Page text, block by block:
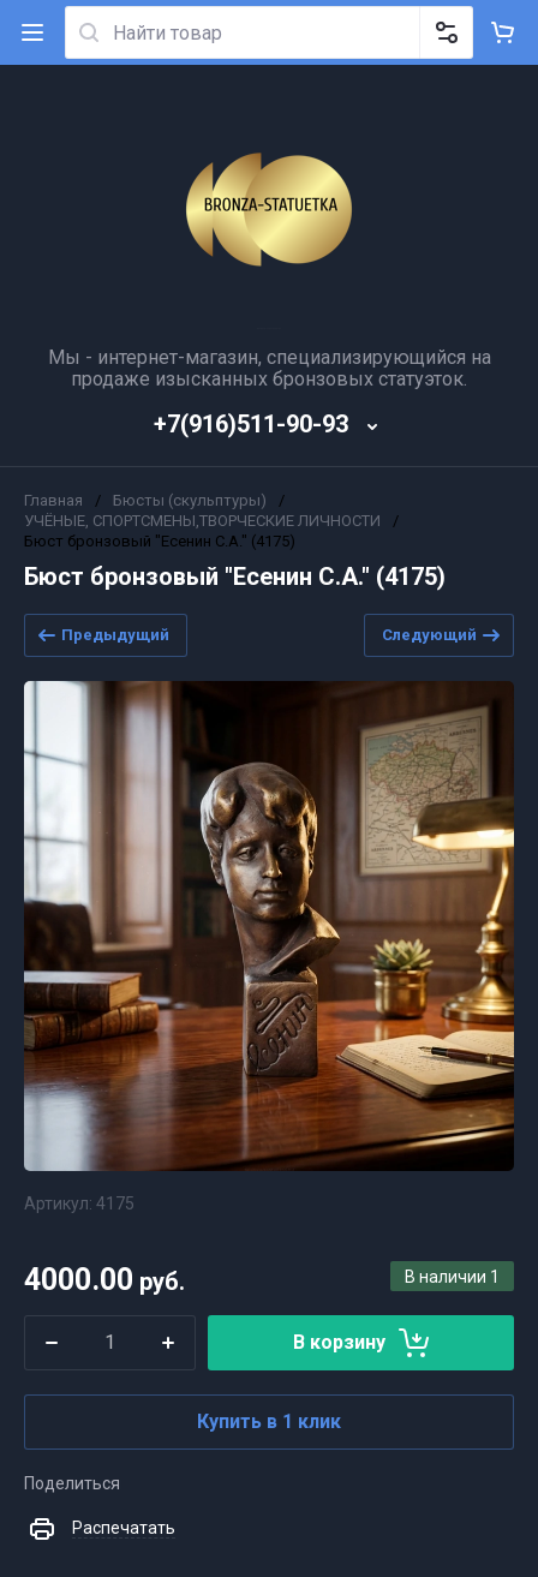
Мы - интернет-магазин, специализирующийся на
продаже изысканных бронзовых статуэток.
+7(916)511-90-93
Главная / Бюсты (скульптуры)
/
УЧЁНЫЕ, СПОРТСМЕНЫ,ТВОРЧЕСКИЕ ЛИЧНОСТИ
/
Бюст бронзовый "Есенин С.А." (4175)
Бюст бронзовый "Есенин С.А." (4175)
Предыдущий Следующий
Артикул: 4175
В наличии 1
4000.00 руб.
В корзину
Купить в 1 клик
Поделиться
Распечатать